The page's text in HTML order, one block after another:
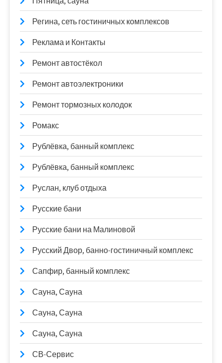
Регина, сеть гостиничных комплексов
Реклама и Контакты
Ремонт автостёкол
Ремонт автоэлектроники
Ремонт тормозных колодок
Ромакс
Рублёвка, банный комплекс
Рублёвка, банный комплекс
Руслан, клуб отдыха
Русские бани
Русские бани на Малиновой
Русский Двор, банно-гостиничный комплекс
Сапфир, банный комплекс
Сауна, Сауна
Сауна, Сауна
Сауна, Сауна
СВ-Сервис